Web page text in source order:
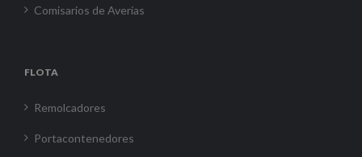
Comisarios de Averías
FLOTA
Remolcadores
Portacontenedores